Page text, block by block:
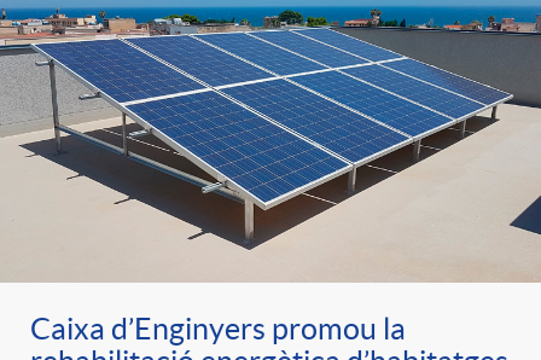
Caixa d’Enginyers promou la